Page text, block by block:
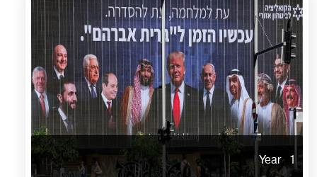
1 Year